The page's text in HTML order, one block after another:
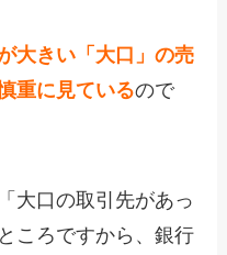
大きい「大口」の売
重に見ているので
大口の取引先があっ
ころですから、銀行